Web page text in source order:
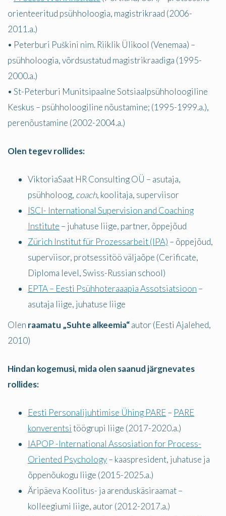
orienteeritud psühholoogia, magistrikraad (2006-
2011.a.)
• Peterburi Puškini nim. Riiklik Ülikool (Venemaa) –
psühholoogia, võrdsustatud magistrikraadiga (1995-
2000.a.)
• St-Peterburi Munitsipaalne Sotsiaalpsühholoogiline
Keskus – psühholoogiline nõustamine; (1995-1999.a.),
perenõustamine (2002-2004.a.)
Olen tegev rollides:
ViktoriaSaat HR Consulting OÜ – asutaja,
psühholoog, coach, koolitaja, superviisor
ISCI- International Supervision and Coaching
Institute – juhatuse liige, partner, õppejõud
Zürich Institut für Prozessarbeit (IPA) – õppejõud,
superviisor, protsessitöö väljaõpe (Cerificate,
Diploma level, Swiss-Russian school)
EPTA – Eesti Psühhoteraaapia Assotsiatsioon –
asutaja liige, juhatuse liige
Olen raamatu „Suhte alkeemia“autor (Eesti Ajalehed,
2010)
Hindan kogemusi, mida olen saanud järgnevates
rollides:
Eesti Personalijuhtimise Ühing PARE– PARE
konverentsi töögrupi liige (2017-2020.a.)
IAPOP -International Assosiation for Process-
Oriented Psychology– kaaspresident, juhatuse ja
õppenõukogu liige (2015-2025.a.)
Äripäeva Koolitus- ja arenduskäsiraamat –
kolleegiumi liige, autor (2012-2017.a.)